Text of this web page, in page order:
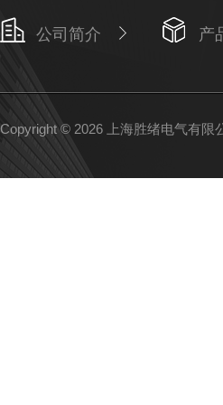
公司简介 产
Copyright © 2026 上海胜绪电气有限